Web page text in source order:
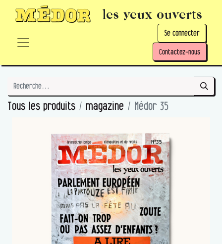
les yeux ouverts
Se connecter
Contactez-nous
Tous les produits magazine Médor 35